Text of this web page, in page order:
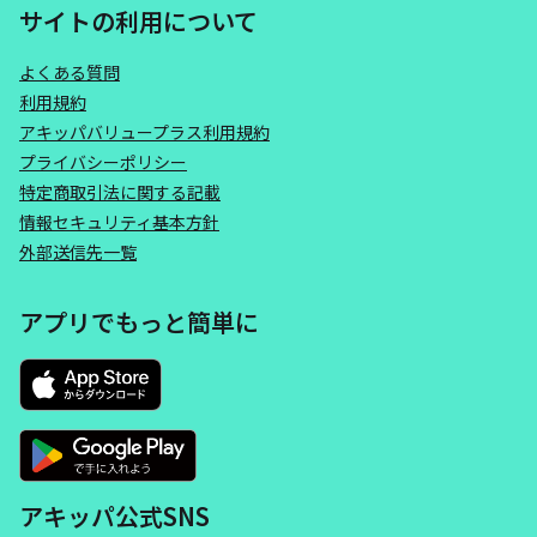
サイトの利用について
よくある質問
利用規約
アキッパバリュープラス利用規約
プライバシーポリシー
特定商取引法に関する記載
情報セキュリティ基本方針
外部送信先一覧
アプリでもっと簡単に
アキッパ公式SNS